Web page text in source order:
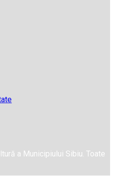
a Municipiului Sibiu. Toate